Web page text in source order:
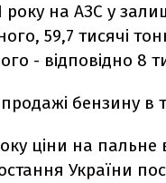
на АЗС у
59,7 тисячі
- відповідно 8
бензину в
ціни на пальне
України